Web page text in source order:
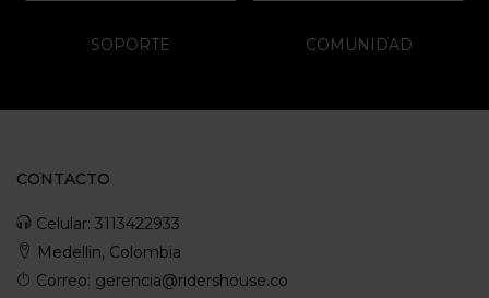
SOPORTE COMUNIDAD
CONTACTO
Celular: 3113422933
Medellin, Colombia
Correo: gerencia@ridershouse.co